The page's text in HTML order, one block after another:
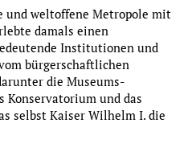
und weltoffene Metropole mit
damals einen
Institutionen und
bürgerschaftlichen
die Museums-
Konservatorium und das
selbst Kaiser Wilhelm I. die
more